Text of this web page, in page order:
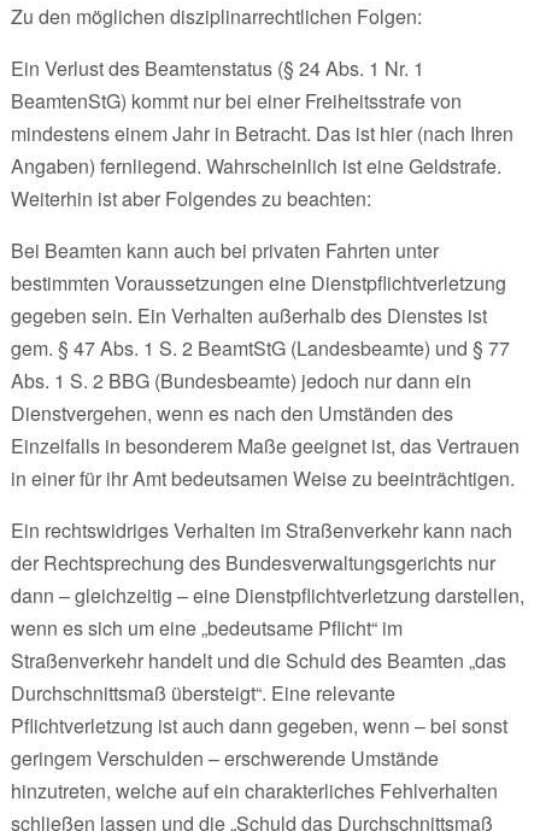
Zu den möglichen disziplinarrechtlichen Folgen:
Ein Verlust des Beamtenstatus (§ 24 Abs. 1 Nr. 1
BeamtenStG) kommt nur bei einer Freiheitsstrafe von
mindestens einem Jahr in Betracht. Das ist hier (nach Ihren
Angaben) fernliegend. Wahrscheinlich ist eine Geldstrafe.
Weiterhin ist aber Folgendes zu beachten:
Bei Beamten kann auch bei privaten Fahrten unter
bestimmten Voraussetzungen eine Dienstpflichtverletzung
gegeben sein. Ein Verhalten außerhalb des Dienstes ist
gem. § 47 Abs. 1 S. 2 BeamtStG (Landesbeamte) und § 77
Abs. 1 S. 2 BBG (Bundesbeamte) jedoch nur dann ein
Dienstvergehen, wenn es nach den Umständen des
Einzelfalls in besonderem Maße geeignet ist, das Vertrauen
in einer für ihr Amt bedeutsamen Weise zu beeinträchtigen.
Ein rechtswidriges Verhalten im Straßenverkehr kann nach
der Rechtsprechung des Bundesverwaltungsgerichts nur
dann – gleichzeitig – eine Dienstpflichtverletzung darstellen,
wenn es sich um eine „bedeutsame Pflicht“ im
Straßenverkehr handelt und die Schuld des Beamten „das
Durchschnittsmaß übersteigt“. Eine relevante
Pflichtverletzung ist auch dann gegeben, wenn – bei sonst
geringem Verschulden – erschwerende Umstände
hinzutreten, welche auf ein charakterliches Fehlverhalten
schließen lassen und die „Schuld das Durchschnittsmaß